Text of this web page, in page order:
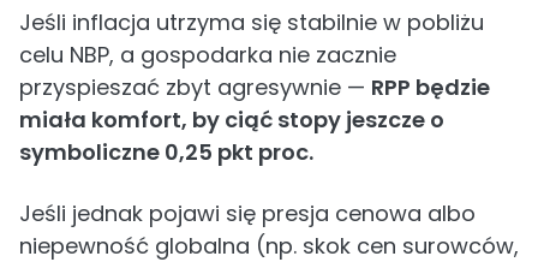
Jeśli inflacja utrzyma się stabilnie w pobliżu
celu NBP, a gospodarka nie zacznie
przyspieszać zbyt agresywnie — RPP będzie
miała komfort, by ciąć stopy jeszcze o
symboliczne 0,25 pkt proc.
Jeśli jednak pojawi się presja cenowa albo
niepewność globalna (np. skok cen surowców,